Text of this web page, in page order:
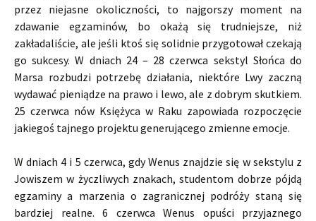
przez niejasne okoliczności, to najgorszy moment na
zdawanie egzaminów, bo okażą się trudniejsze, niż
zakładaliście, ale jeśli ktoś się solidnie przygotował czekają
go sukcesy. W dniach 24 – 28 czerwca sekstyl Słońca do
Marsa rozbudzi potrzebę działania, niektóre Lwy zaczną
wydawać pieniądze na prawo i lewo, ale z dobrym skutkiem.
25 czerwca nów Księżyca w Raku zapowiada rozpoczęcie
jakiegoś tajnego projektu generującego zmienne emocje.
W dniach 4 i 5 czerwca, gdy Wenus znajdzie się w sekstylu z
Jowiszem w życzliwych znakach, studentom dobrze pójdą
egzaminy a marzenia o zagranicznej podróży staną się
bardziej realne. 6 czerwca Wenus opuści przyjaznego